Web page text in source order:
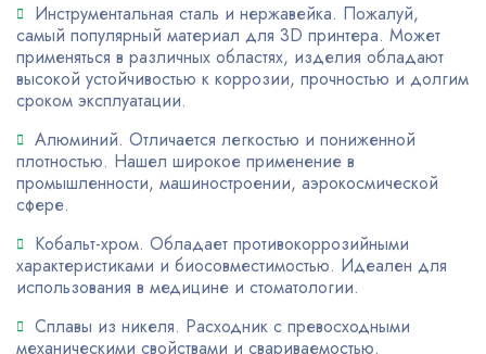
Инструментальная сталь и нержавейка. Пожалуй,
самый популярный материал для 3D принтера. Может
применяться в различных областях, изделия обладают
высокой устойчивостью к коррозии, прочностью и долгим
сроком эксплуатации.
Алюминий. Отличается легкостью и пониженной
плотностью. Нашел широкое применение в
промышленности, машиностроении, аэрокосмической
сфере.
Кобальт-хром. Обладает противокоррозийными
характеристиками и биосовместимостью. Идеален для
использования в медицине и стоматологии.
Сплавы из никеля. Расходник с превосходными
механическими свойствами и свариваемостью.